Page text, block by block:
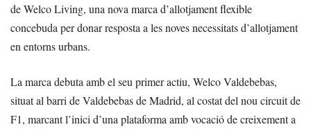
de Welco Living, una nova marca d’allotjament flexible
concebuda per donar resposta a les noves necessitats d’allotjament
en entorns urbans.
La marca debuta amb el seu primer actiu, Welco Valdebebas,
situat al barri de Valdebebas de Madrid, al costat del nou circuit de
F1, marcant l’inici d’una plataforma amb vocació de creixement a